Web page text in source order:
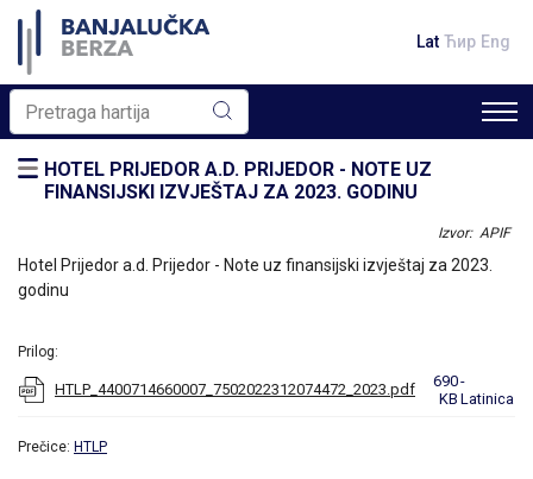
Lat Ћир Eng
HOTEL PRIJEDOR A.D. PRIJEDOR - NOTE UZ
FINANSIJSKI IZVJEŠTAJ ZA 2023. GODINU
Izvor: APIF
Hotel Prijedor a.d. Prijedor - Note uz finansijski izvještaj za 2023.
godinu
Prilog:
HTLP_4400714660007_7502022312074472_2023.pdf
690
KB
-
Latinica
Prečice: HTLP